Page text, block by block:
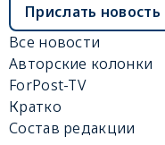
Прислать новость
Все новости
Авторские колонки
ForPost-TV
Кратко
Состав редакции